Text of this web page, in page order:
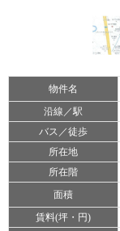
物件名
沿線／駅
バス／徒歩
所在地
所在階
面積
賃料(坪・円)